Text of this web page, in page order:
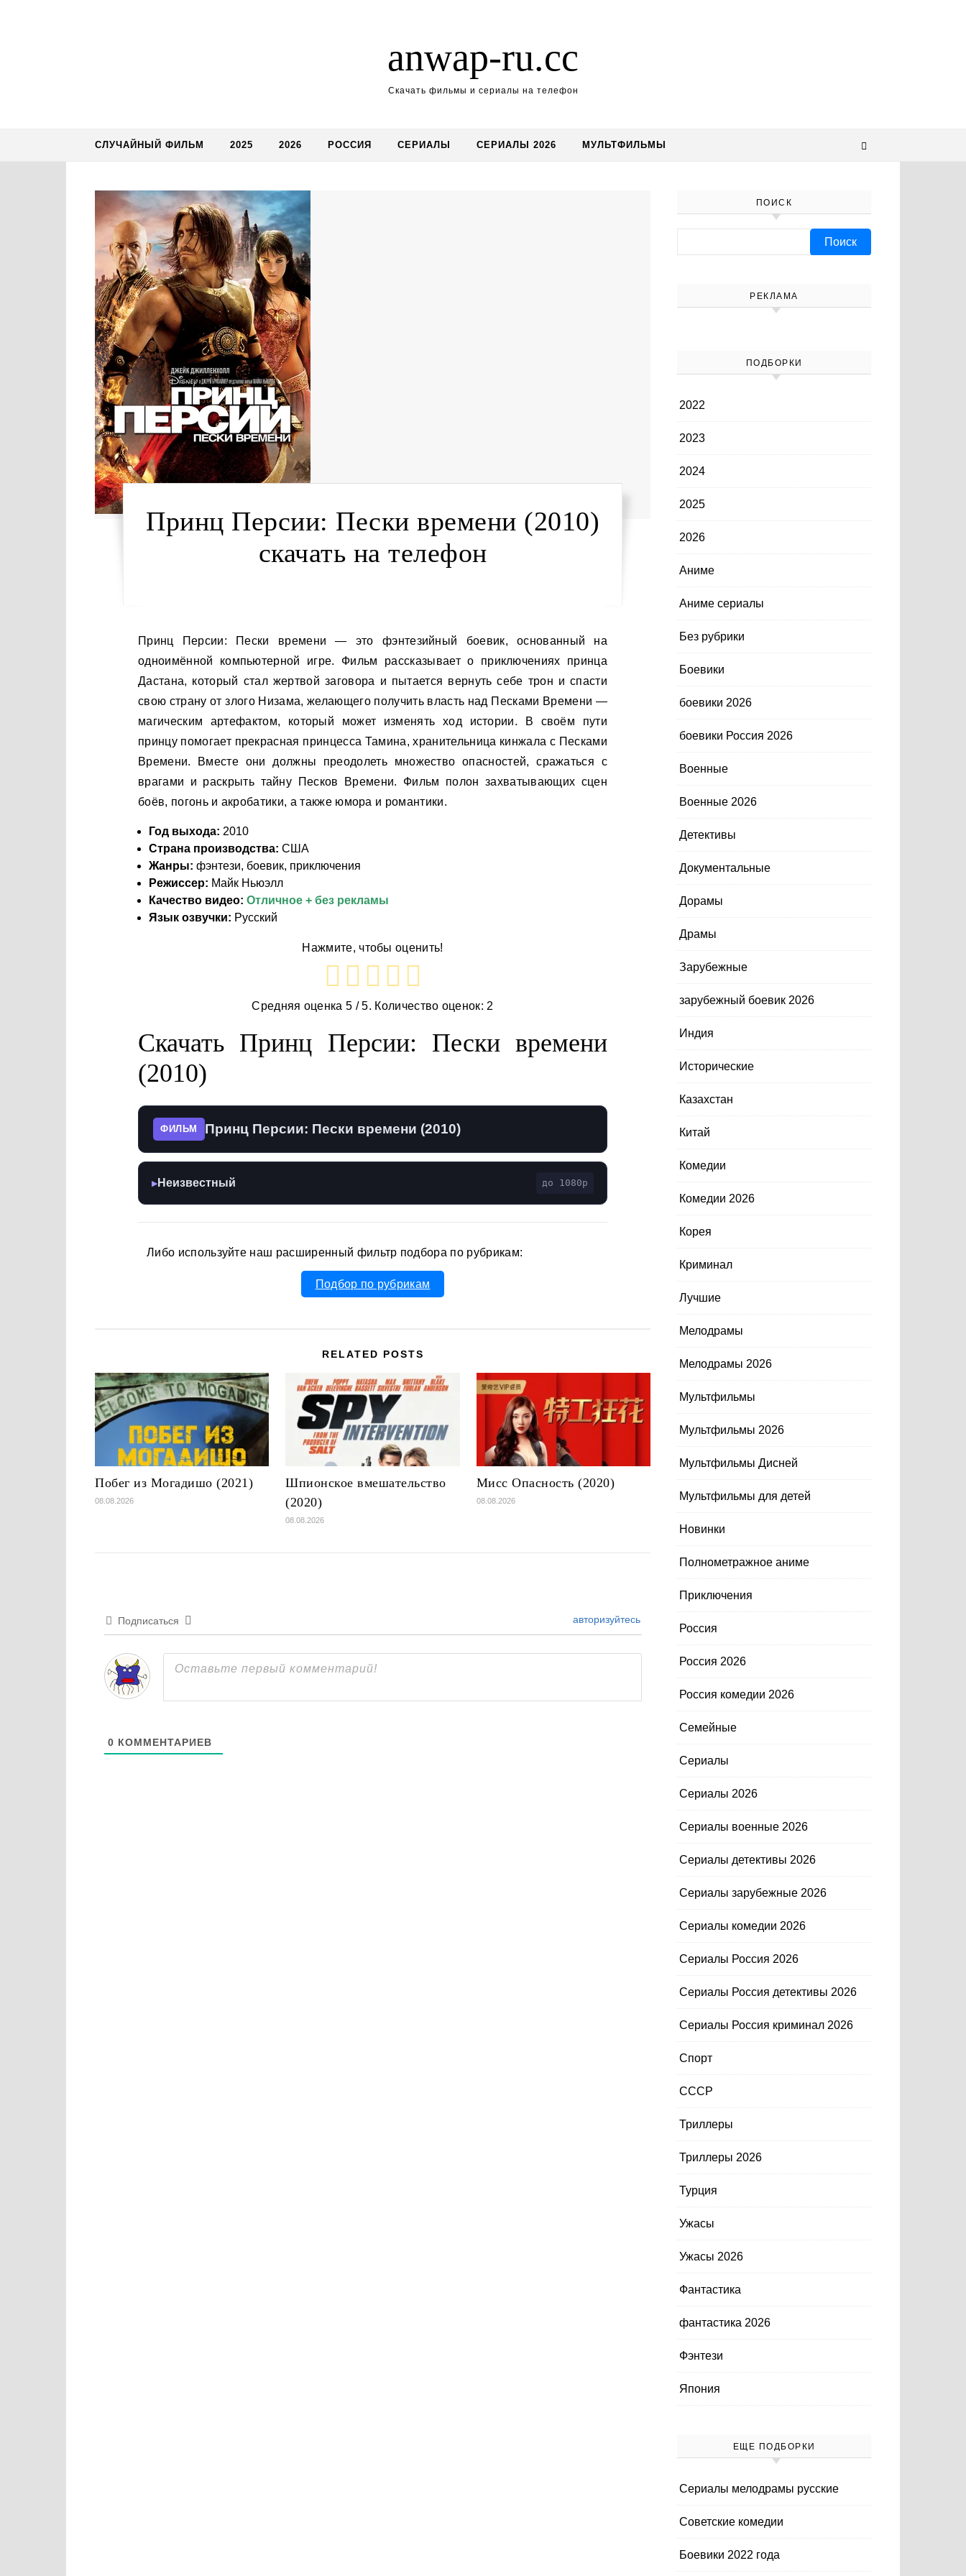
anwap-ru.cc
Скачать фильмы и сериалы на телефон
СЛУЧАЙНЫЙ ФИЛЬМ 2025 2026 РОССИЯ СЕРИАЛЫ СЕРИАЛЫ 2026 МУЛЬТФИЛЬМЫ
Принц Персии: Пески времени (2010)
скачать на телефон
Принц Персии: Пески времени — это фэнтезийный боевик, основанный на
одноимённой компьютерной игре. Фильм рассказывает о приключениях принца
Дастана, который стал жертвой заговора и пытается вернуть себе трон и спасти
свою страну от злого Низама, желающего получить власть над Песками Времени —
магическим артефактом, который может изменять ход истории. В своём пути
принцу помогает прекрасная принцесса Тамина, хранительница кинжала с Песками
Времени. Вместе они должны преодолеть множество опасностей, сражаться с
врагами и раскрыть тайну Песков Времени. Фильм полон захватывающих сцен
боёв, погонь и акробатики, а также юмора и романтики.
Год выхода: 2010
Страна производства: США
Жанры: фэнтези, боевик, приключения
Режиссер: Майк Ньюэлл
Качество видео: Отличное + без рекламы
Язык озвучки: Русский
Нажмите, чтобы оценить!
Средняя оценка5 / 5. Количество оценок: 2
Скачать Принц Персии: Пески времени
(2010)
ФИЛЬМ Принц Персии: Пески времени (2010)
▶ Неизвестный до 1080p
Либо используйте наш расширенный фильтр подбора по рубрикам:
Подбор по рубрикам
RELATED POSTS
Побег из Могадишо (2021)
08.08.2026
Шпионское вмешательство
(2020)
08.08.2026
Мисс Опасность (2020)
08.08.2026
Подписаться авторизуйтесь
0 КОММЕНТАРИЕВ
ПОИСК
РЕКЛАМА
ПОДБОРКИ
2022
2023
2024
2025
2026
Аниме
Аниме сериалы
Без рубрики
Боевики
боевики 2026
боевики Россия 2026
Военные
Военные 2026
Детективы
Документальные
Дорамы
Драмы
Зарубежные
зарубежный боевик 2026
Индия
Исторические
Казахстан
Китай
Комедии
Комедии 2026
Корея
Криминал
Лучшие
Мелодрамы
Мелодрамы 2026
Мультфильмы
Мультфильмы 2026
Мультфильмы Дисней
Мультфильмы для детей
Новинки
Полнометражное аниме
Приключения
Россия
Россия 2026
Россия комедии 2026
Семейные
Сериалы
Сериалы 2026
Сериалы военные 2026
Сериалы детективы 2026
Сериалы зарубежные 2026
Сериалы комедии 2026
Сериалы Россия 2026
Сериалы Россия детективы 2026
Сериалы Россия криминал 2026
Спорт
СССР
Триллеры
Триллеры 2026
Турция
Ужасы
Ужасы 2026
Фантастика
фантастика 2026
Фэнтези
Япония
ЕЩЕ ПОДБОРКИ
Cериалы мелодрамы русские
Cоветские комедии
Боевики 2022 года